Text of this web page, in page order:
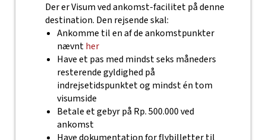
Der er Visum ved ankomst-facilitet på denne
destination. Den rejsende skal:
Ankomme til en af de ankomstpunkter
nævnther
Have et pas med mindst seks måneders
resterende gyldighed på
indrejsetidspunktet og mindst én tom
visumside
Betale et gebyr på Rp. 500.000 ved
ankomst